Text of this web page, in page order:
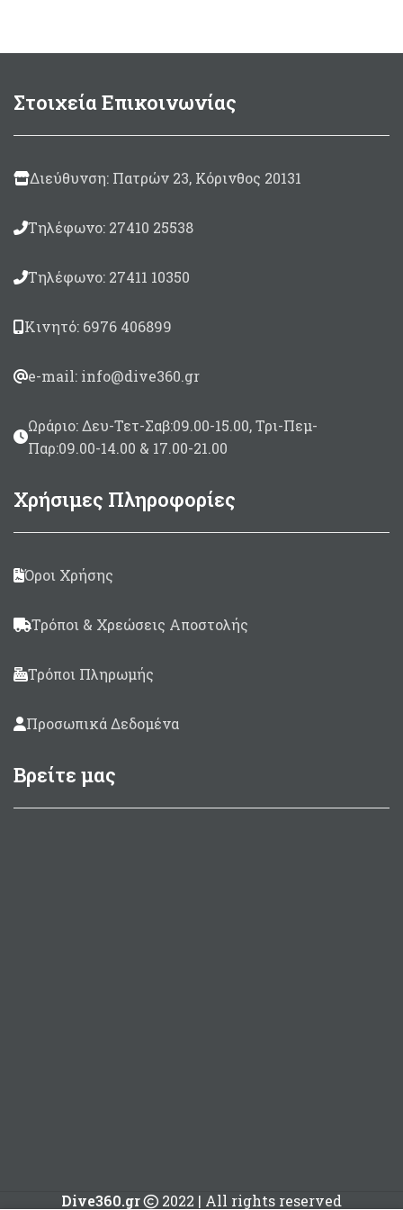
Στοιχεία Επικοινωνίας
Διεύθυνση: Πατρών 23, Κόρινθος 20131
Τηλέφωνο: 27410 25538
Τηλέφωνο: 27411 10350
Κινητό: 6976 406899
e-mail: info@dive360.gr
Ωράριο: Δευ-Τετ-Σαβ:09.00-15.00, Τρι-Πεμ-
Παρ:09.00-14.00 & 17.00-21.00
Χρήσιμες Πληροφορίες
Όροι Χρήσης
Τρόποι & Χρεώσεις Αποστολής
Τρόποι Πληρωμής
Προσωπικά Δεδομένα
Βρείτε μας
Dive360.gr 2022 | All rights reserved